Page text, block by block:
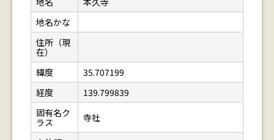
地名かな
住所（現
在）
緯度
35.707199
経度
139.799839
固有名ク
ラス
寺社